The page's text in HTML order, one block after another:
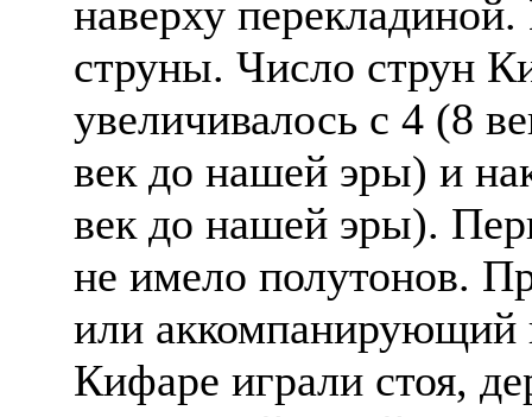
наверху
струны. Число струн
увеличивалось с 4 (8
век до нашей эры) и
век до нашей эры).
не имело полутонов.
или аккомпанирующий
Кифаре играли стоя,